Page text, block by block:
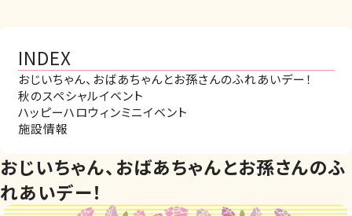
INDEX
おじいちゃん、おばあちゃんとお孫さんのふれあいデー！
秋のスペシャルイベント
ハッピーハロウィンミニイベント
施設情報
おじいちゃん、おばあちゃんとお孫さんのふ
れあいデー！